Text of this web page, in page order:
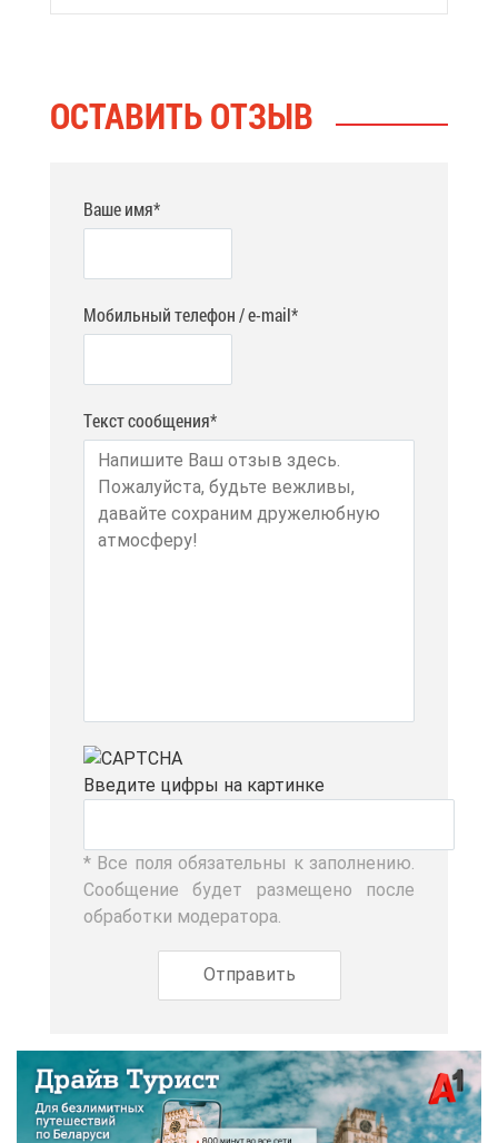
ОСТА­ВИТЬ ОТ­ЗЫВ
Ваше имя*
Мобильный телефон / e-mail*
Текст сообщения*
Вве­ди­те циф­ры на кар­тин­ке
* Все по­ля обя­за­тель­ны к за­пол­не­нию.
Со­об­ще­ние бу­дет раз­ме­ще­но по­сле
об­ра­бот­ки мо­де­ра­то­ра.